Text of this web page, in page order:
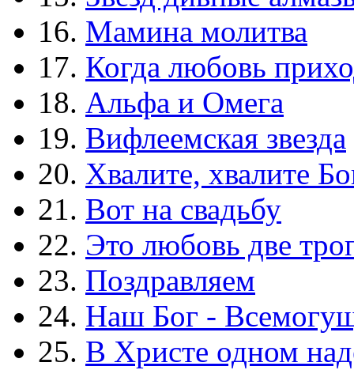
16. Мамина молитва
17. Когда любовь
18. Альфа и Омега
19. Вифлеемская звезда
20. Хвалите, хвалите
21. Вот на свадьбу
22. Это любовь две
23. Поздравляем
24. Наш Бог -
25. В Христе одном